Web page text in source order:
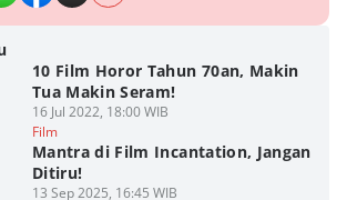
10 Film Horor Tahun 70an, Makin
Tua Makin Seram!
16 Jul 2022, 18:00 WIB
Film
Mantra di Film Incantation, Jangan
Ditiru!
13 Sep 2025, 16:45 WIB